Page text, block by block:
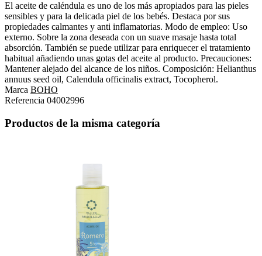
El aceite de caléndula es uno de los más apropiados para las pieles
sensibles y para la delicada piel de los bebés. Destaca por sus
propiedades calmantes y anti inflamatorias. Modo de empleo: Uso
externo. Sobre la zona deseada con un suave masaje hasta total
absorción. También se puede utilizar para enriquecer el tratamiento
habitual añadiendo unas gotas del aceite al producto. Precauciones:
Mantener alejado del alcance de los niños. Composición: Helianthus
annuus seed oil, Calendula officinalis extract, Tocopherol.
Marca BOHO
Referencia 04002996
Productos de la misma categoría